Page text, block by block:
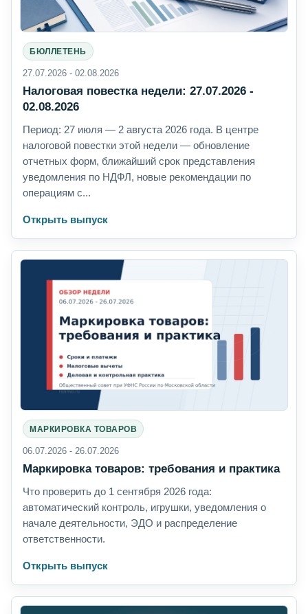
БЮЛЛЕТЕНЬ
27.07.2026 - 02.08.2026
Налоговая повестка недели: 27.07.2026 -
02.08.2026
Период: 27 июля — 2 августа 2026 года. В центре
налоговой повестки этой недели — обновление
отчетных форм, ближайший срок представления
уведомления по НДФЛ, новые рекомендации по
операциям с...
Открыть выпуск
МАРКИРОВКА ТОВАРОВ
06.07.2026 - 26.07.2026
Маркировка товаров: требования и практика
Что проверить до 1 сентября 2026 года:
автоматический контроль, игрушки, уведомления о
начале деятельности, ЭДО и распределение
ответственности.
Открыть выпуск